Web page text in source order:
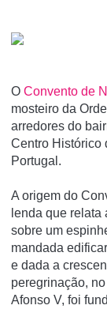
O Convento de
mosteiro da
arredores do
Centro Histórico
Portugal.
A origem do
lenda que
sobre um
mandada
e dada a
peregrinação,
Afonso V, foi